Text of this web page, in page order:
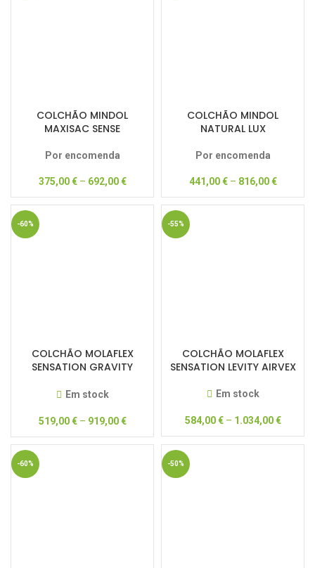
COLCHÃO MINDOL
MAXISAC SENSE
Por encomenda
375,00€– 692,00€
COLCHÃO MINDOL
NATURAL LUX
Por encomenda
441,00€– 816,00€
-60%
COLCHÃO MOLAFLEX
SENSATION GRAVITY
Em stock
519,00€– 919,00€
-55%
COLCHÃO MOLAFLEX
SENSATION LEVITY AIRVEX
Em stock
584,00€– 1.034,00€
-60% -50%